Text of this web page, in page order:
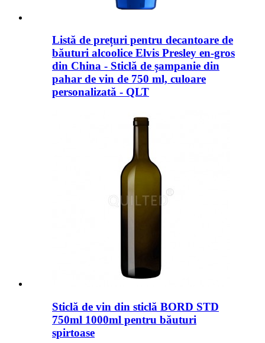
Listă de prețuri pentru decantoare de
băuturi alcoolice Elvis Presley en-gros
din China - Sticlă de șampanie din
pahar de vin de 750 ml, culoare
personalizată - QLT
Sticlă de vin din sticlă BORD STD
750ml 1000ml pentru băuturi
spirtoase